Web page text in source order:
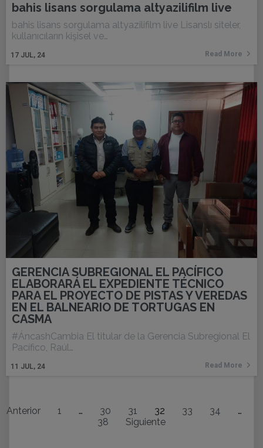
bahis lisans sorgulama altyazilifilm live
17 JUL, 24
bahis lisans sorgulama altyazilifilm live Lisanslı siteler,
kullanıcıların kişisel ve…
Read More
GERENCIA SUBREGIONAL EL PACÍFICO
ELABORARÁ EL EXPEDIENTE TÉCNICO
PARA EL PROYECTO DE PISTAS Y VEREDAS
EN EL BALNEARIO DE TORTUGAS EN
CASMA
11 JUL, 24
#ÁncashCambia El titular de la Gerencia Subregional El
Pacífico, Raúl…
Read More
Anterior 1 … 30 31 32 33 34
…
38
Siguiente